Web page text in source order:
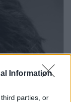
Information
parties, or